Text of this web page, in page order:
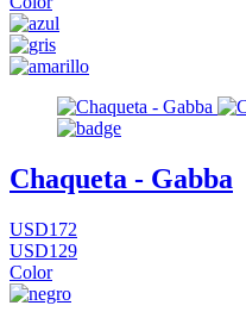
Chaqueta - Gabba
USD172
USD129
Color